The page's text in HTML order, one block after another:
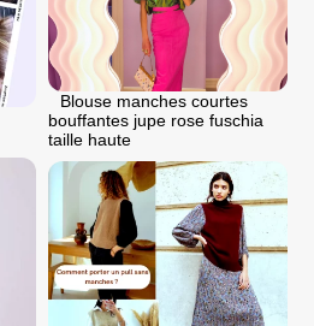
Blouse manches courtes
bouffantes jupe rose fuschia
taille haute